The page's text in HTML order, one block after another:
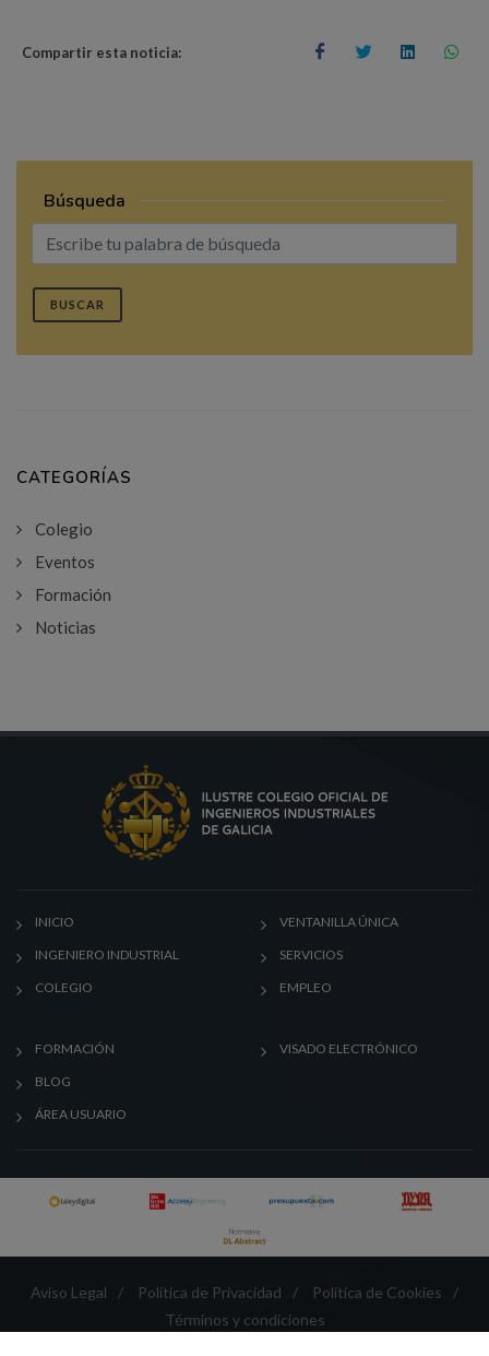
Compartir esta noticia:
Búsqueda
BUSCAR
CATEGORÍAS
Colegio
Eventos
Formación
Noticias
INICIO
INGENIERO INDUSTRIAL
COLEGIO
VENTANILLA ÚNICA
SERVICIOS
EMPLEO
FORMACIÓN
BLOG
ÁREA USUARIO
VISADO ELECTRÓNICO
Aviso Legal / Política de Privacidad / Política de Cookies
/
Términos y condiciones